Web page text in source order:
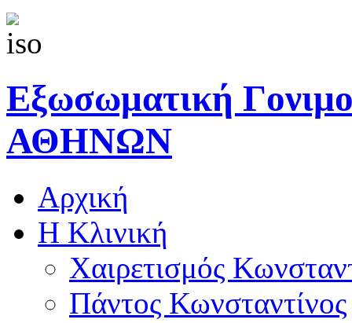
Εξωσωματική
ΑΘΗΝΩΝ
Αρχική
Η Κλινική
Χαιρετισμός
Πάντος Κωνσταντίνος